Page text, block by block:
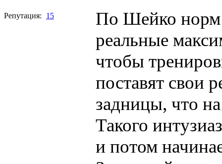
Репутация: 15
По Шейко норм
реальные
чтобы
поставят свои
задницы, что
Такого
и потом